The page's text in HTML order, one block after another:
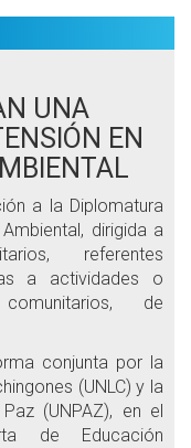
UNA
EN
a la Diplomatura
dirigida a
referentes
a actividades o
de
conjunta por la
(UNLC) y la
(UNPAZ), en el
de Educación